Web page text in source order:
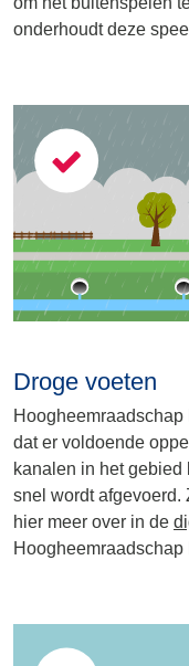
onderhoudt deze
Droge voeten
dat er voldoende
kanalen in het
snel wordt afgevoerd.
hier meer over in de